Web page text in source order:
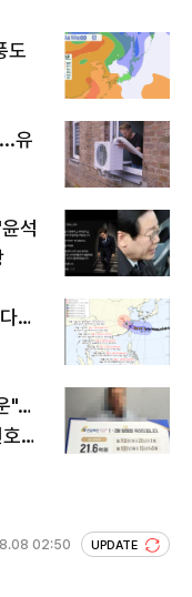
도
유
석
…
"…
조
02:50 UPDATE